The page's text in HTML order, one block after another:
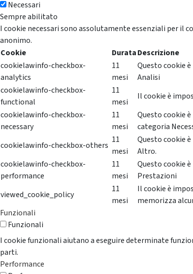
Necessari
Sempre abilitato
I cookie necessari sono assolutamente essenziali per il
anonimo.
Cookie
DurataDescrizione
cookielawinfo-checkbox-
analytics
11
mesi
Questo cookie
Analisi
cookielawinfo-checkbox-
functional
11
mesi
Il cookie è
cookielawinfo-checkbox-
necessary
11
mesi
Questo cookie
categoria
cookielawinfo-checkbox-others
11
mesi
Questo cookie
Altro.
cookielawinfo-checkbox-
performance
11
mesi
Questo cookie
Prestazioni
viewed_cookie_policy
11
mesi
Il cookie è
memorizza
Funzionali
Funzionali
I cookie funzionali aiutano a eseguire determinate
parti.
Performance